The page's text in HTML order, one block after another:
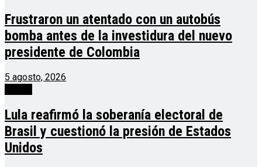
Frustraron un atentado con un autobús
bomba antes de la investidura del nuevo
presidente de Colombia
5 agosto, 2026
Lula reafirmó la soberanía electoral de
Brasil y cuestionó la presión de Estados
Unidos